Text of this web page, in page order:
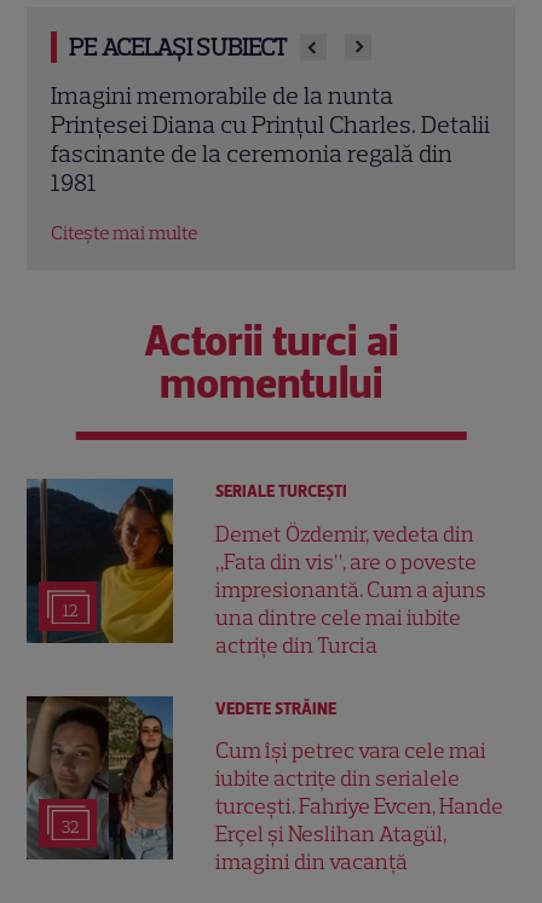
PE ACELAȘI SUBIECT
Sandra Oh dezvăluie de ce a plecat din
„Anatomia lui Grey”. Discuția cu Shonda
Rhimes care a schimbat totul pentru
Cristina Yang
Citește mai multe
Actorii turci ai
momentului
12
SERIALE TURCEŞTI
Demet Özdemir, vedeta din
„Fata din vis”, are o poveste
impresionantă. Cum a ajuns
una dintre cele mai iubite
actrițe din Turcia
32
VEDETE STRĂINE
Cum își petrec vara cele mai
iubite actrițe din serialele
turcești. Fahriye Evcen, Hande
Erçel și Neslihan Atagül,
imagini din vacanță